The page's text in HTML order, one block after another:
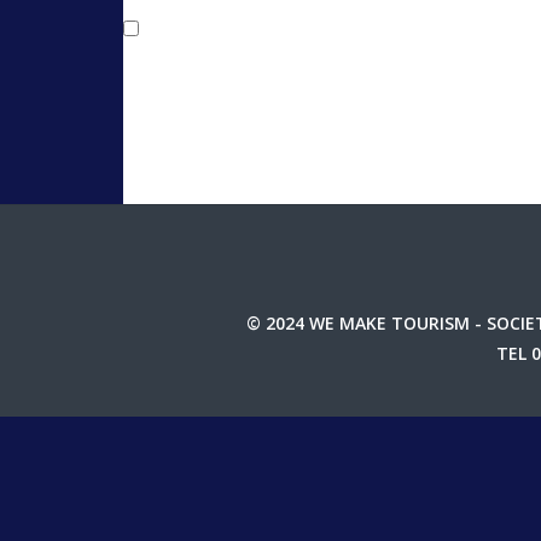
© 2024 WE MAKE TOURISM -
TEL